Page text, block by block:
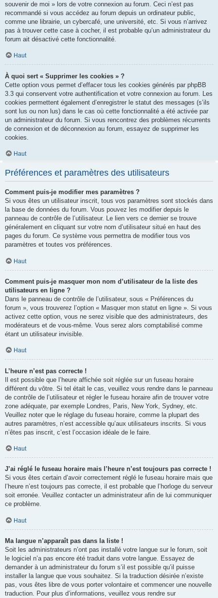
souvenir de moi » lors de votre connexion au forum. Ceci n’est pas
recommandé si vous accédez au forum depuis un ordinateur public,
comme une librairie, un cybercafé, une université, etc. Si vous n’arrivez
pas à trouver cette case à cocher, il est probable qu’un administrateur du
forum ait désactivé cette fonctionnalité.
Haut
À quoi sert « Supprimer les cookies » ?
Cette option vous permet d’effacer tous les cookies générés par phpBB
3.3 qui conservent votre authentification et votre connexion au forum. Les
cookies permettent également d’enregistrer le statut des messages (s’ils
sont lus ou non lus) dans le cas où cette fonctionnalité a été activée par
un administrateur du forum. Si vous rencontrez des problèmes récurrents
de connexion et de déconnexion au forum, essayez de supprimer les
cookies.
Haut
Préférences et paramètres des utilisateurs
Comment puis-je modifier mes paramètres ?
Si vous êtes un utilisateur inscrit, tous vos paramètres sont stockés dans
la base de données du forum. Vous pouvez les modifier depuis le
panneau de contrôle de l’utilisateur. Le lien vers ce dernier se trouve
généralement en cliquant sur votre nom d’utilisateur situé en haut des
pages du forum. Ce système vous permettra de modifier tous vos
paramètres et toutes vos préférences.
Haut
Comment puis-je masquer mon nom d’utilisateur de la liste des
utilisateurs en ligne ?
Dans le panneau de contrôle de l’utilisateur, sous « Préférences du
forum », vous trouverez l’option « Masquer mon statut en ligne ». Si vous
activez cette option, vous ne serez visible que des administrateurs, des
modérateurs et de vous-même. Vous serez alors comptabilisé comme
étant un utilisateur invisible.
Haut
L’heure n’est pas correcte !
Il est possible que l’heure affichée soit réglée sur un fuseau horaire
différent du vôtre. Si tel était le cas, veuillez vous rendre dans le panneau
de contrôle de l’utilisateur et régler le fuseau horaire afin de trouver votre
zone adéquate, par exemple Londres, Paris, New York, Sydney, etc.
Veuillez noter que le réglage du fuseau horaire, comme la plupart des
autres paramètres, n’est accessible qu’aux utilisateurs inscrits. Si vous
n’êtes pas inscrit, c’est l’occasion idéale de le faire.
Haut
J’ai réglé le fuseau horaire mais l’heure n’est toujours pas correcte !
Si vous êtes certain d’avoir correctement réglé le fuseau horaire mais que
l’heure n’est toujours pas correcte, il est probable que l’horloge du serveur
soit erronée. Veuillez contacter un administrateur afin de lui communiquer
ce problème.
Haut
Ma langue n’apparaît pas dans la liste !
Soit les administrateurs n’ont pas installé votre langue sur le forum, soit
le logiciel n’a pas encore été traduit dans votre langue. Essayez de
demander à un administrateur du forum s’il est possible qu’il puisse
installer la langue que vous souhaitez. Si la traduction désirée n’existe
pas, vous êtes libre de vous porter volontaire et commencer une nouvelle
traduction. Pour plus d’informations, veuillez vous rendre sur